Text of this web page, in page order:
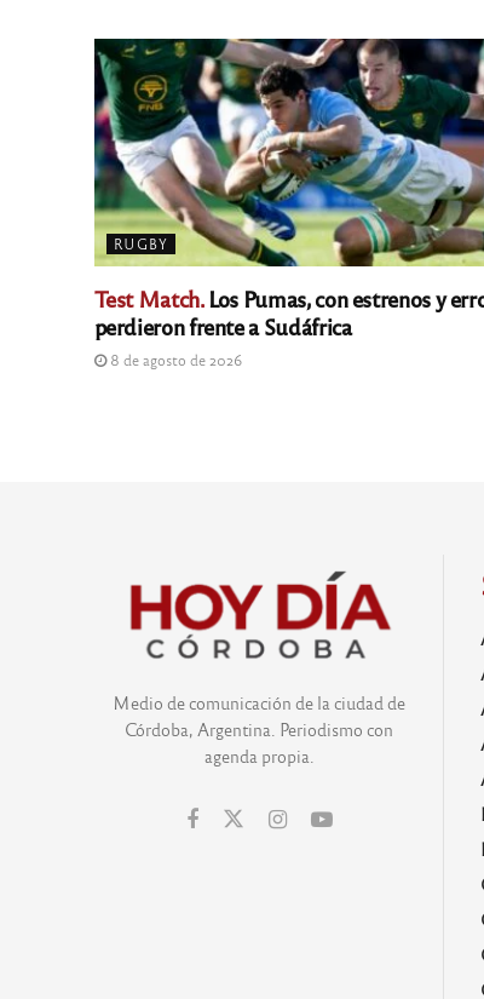
RUGBY
Test Match.Los Pumas, con estrenos y
perdieron frente a Sudáfrica
8 de agosto de 2026
Medio de comunicación de la ciudad de
Córdoba, Argentina. Periodismo con
agenda propia.